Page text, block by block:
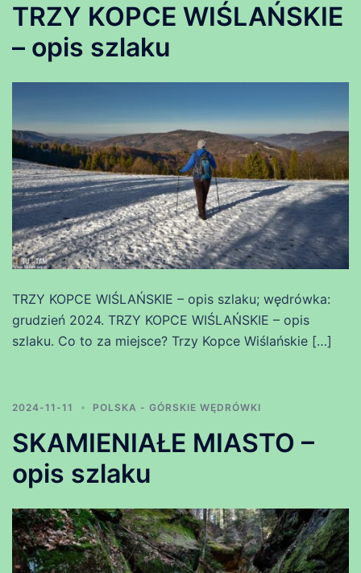
TRZY KOPCE WIŚLAŃSKIE
– opis szlaku
TRZY KOPCE WIŚLAŃSKIE – opis szlaku; wędrówka:
grudzień 2024. TRZY KOPCE WIŚLAŃSKIE – opis
szlaku. Co to za miejsce? Trzy Kopce Wiślańskie […]
2024-11-11 POLSKA - GÓRSKIE WĘDRÓWKI
SKAMIENIAŁE MIASTO –
opis szlaku